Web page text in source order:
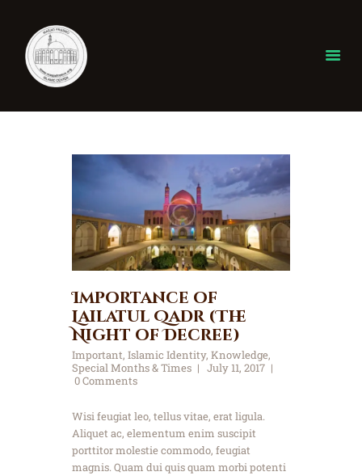
Donate
Our Events
gallery
ContactImportance of
Lailatul Qadr (The
Night of Decree)
Important, Islamic Identity, Knowledge,
Special Months & Times
July 11, 2017
0Comments
Wisi feugiat leo, tellus vitae, erat ligula.
Aliquet ac, elementum enim suscipit
porttitor molestie commodo, feugiat
magnis. Quam dui quis quam morbi potenti